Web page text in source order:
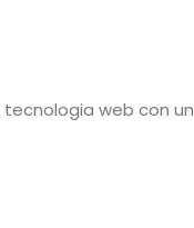
web con un